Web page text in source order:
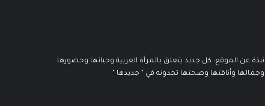
نبذة عن الموقع: كل جديد يتعلق بالمرأة العربية وحياتها وحضورها
وجمالها وأناقتها وصحتها تجدونه في " جديدها "